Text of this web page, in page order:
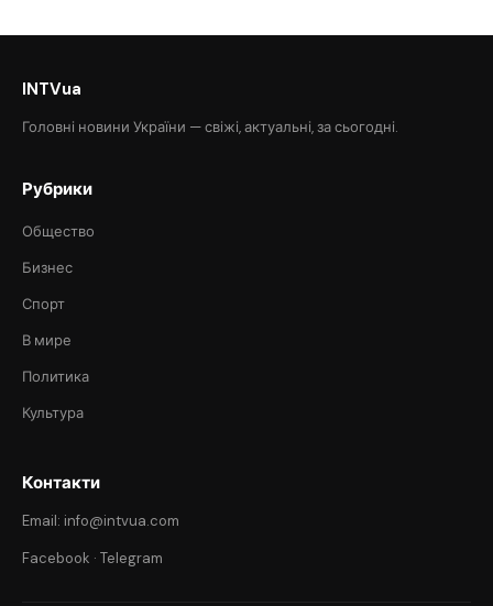
INTVua
Головні новини України — свіжі, актуальні, за сьогодні.
Рубрики
Общество
Бизнес
Спорт
В мире
Политика
Культура
Контакти
Email: info@intvua.com
Facebook · Telegram